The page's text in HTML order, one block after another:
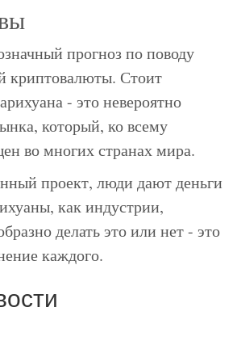
прогноз по поводу
криптовалюты. Стоит
- это невероятно
который, ко всему
во многих странах мира.
проект, люди дают деньги
как индустрии,
делать это или нет - это
каждого.